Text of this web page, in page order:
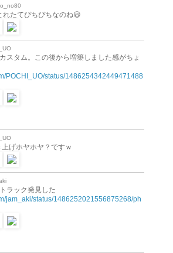
れたてぴちぴちなのね😃
スタム。この後から増築しました感がちょ
POCHI_UO/status/1486254342449471488
上げホヤホヤ？ですｗ
ラック発見した
jam_aki/status/1486252021556875268/ph